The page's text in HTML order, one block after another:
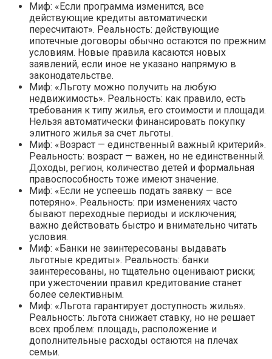
Миф: «Если программа изменится, все
действующие кредиты автоматически
пересчитают». Реальность: действующие
ипотечные договоры обычно остаются по прежним
условиям. Новые правила касаются новых
заявлений, если иное не указано напрямую в
законодательстве.
Миф: «Льготу можно получить на любую
недвижимость». Реальность: как правило, есть
требования к типу жилья, его стоимости и площади.
Нельзя автоматически финансировать покупку
элитного жилья за счет льготы.
Миф: «Возраст — единственный важный критерий».
Реальность: возраст — важен, но не единственный.
Доходы, регион, количество детей и формальная
правоспособность тоже имеют значение.
Миф: «Если не успеешь подать заявку — все
потеряно». Реальность: при изменениях часто
бывают переходные периоды и исключения;
важно действовать быстро и внимательно читать
условия.
Миф: «Банки не заинтересованы выдавать
льготные кредиты». Реальность: банки
заинтересованы, но тщательно оценивают риски;
при ужесточении правил кредитование станет
более селективным.
Миф: «Льгота гарантирует доступность жилья».
Реальность: льгота снижает ставку, но не решает
всех проблем: площадь, расположение и
дополнительные расходы остаются на плечах
семьи.